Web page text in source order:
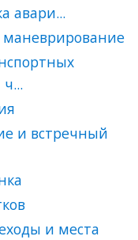
авари...
и встречный
и места